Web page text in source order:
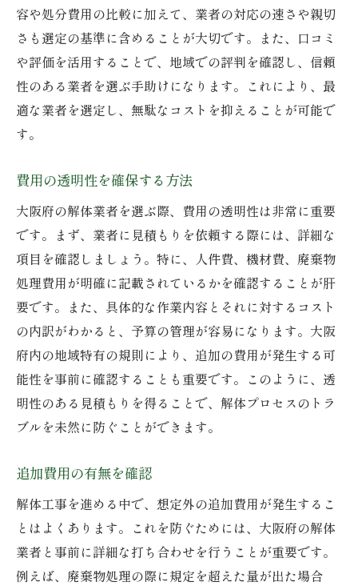
容や処分費用の比較に加えて、業者の対応の速さや親切
さも選定の基準に含めることが大切です。また、口コミ
や評価を活用することで、地域での評判を確認し、信頼
性のある業者を選ぶ手助けになります。これにより、最
適な業者を選定し、無駄なコストを抑えることが可能で
す。
費用の透明性を確保する方法
大阪府の解体業者を選ぶ際、費用の透明性は非常に重要
です。まず、業者に見積もりを依頼する際には、詳細な
項目を確認しましょう。特に、人件費、機材費、廃棄物
処理費用が明確に記載されているかを確認することが肝
要です。また、具体的な作業内容とそれに対するコスト
の内訳がわかると、予算の管理が容易になります。大阪
府内の地域特有の規則により、追加の費用が発生する可
能性を事前に確認することも重要です。このように、透
明性のある見積もりを得ることで、解体プロセスのトラ
ブルを未然に防ぐことができます。
追加費用の有無を確認
解体工事を進める中で、想定外の追加費用が発生するこ
とはよくあります。これを防ぐためには、大阪府の解体
業者と事前に詳細な打ち合わせを行うことが重要です。
例えば、廃棄物処理の際に規定を超えた量が出た場合